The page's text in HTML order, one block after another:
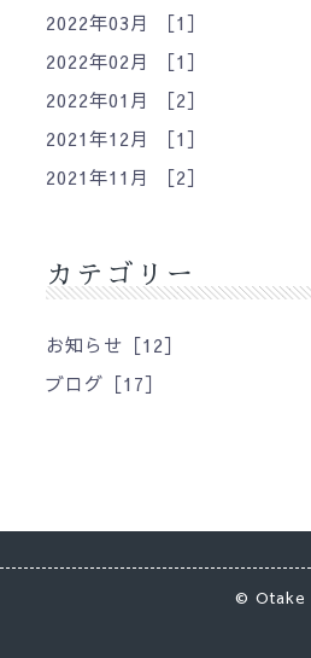
2022年03月 ［1］
2022年02月 ［1］
2022年01月 ［2］
2021年12月 ［1］
2021年11月 ［2］
カテゴリー
お知らせ［12］
ブログ［17］
© Otake